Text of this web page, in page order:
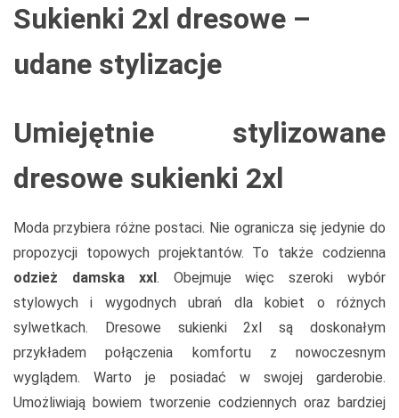
Sukienki 2xl dresowe –
udane stylizacje
Umiejętnie stylizowane
dresowe sukienki 2xl
Moda przybiera różne postaci. Nie ogranicza się jedynie do
propozycji topowych projektantów. To także codzienna
odzież damska xxl . Obejmuje więc szeroki wybór
stylowych i wygodnych ubrań dla kobiet o różnych
sylwetkach. Dresowe sukienki 2xl są doskonałym
przykładem połączenia komfortu z nowoczesnym
wyglądem. Warto je posiadać w swojej garderobie.
Umożliwiają bowiem tworzenie codziennych oraz bardziej